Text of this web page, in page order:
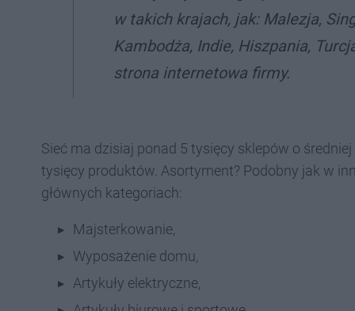
w takich krajach, jak: Malezja,
Kambodża, Indie, Hiszpania,
strona internetowa firmy.
Sieć ma dzisiaj ponad 5 tysięcy sklepów o
tysięcy produktów. Asortyment? Podobny jak w
głównych kategoriach:
Majsterkowanie,
Wyposażenie domu,
Artykuły elektryczne,